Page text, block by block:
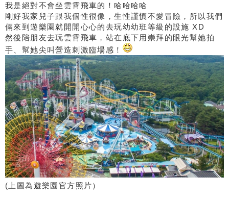
我是絕對不會坐雲霄飛車的！哈哈哈哈
剛好我家兒子跟我個性很像，生性謹慎不愛冒險，所以我們
倆來到遊樂園就開開心心的去玩幼幼班等級的設施 XD
然後陪朋友去玩雲霄飛車，站在底下用崇拜的眼光幫她拍
手、幫她尖叫營造刺激臨場感！
(上圖為遊樂園官方照片）